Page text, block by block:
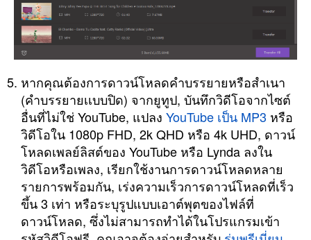
หากคุณต้องการดาวน์โหลดคำบรรยายหรือสำเนา
(คำบรรยายเเบบปิด) จากยูทูป, บันทึกวิดีโอจากไซต์
อื่นที่ไม่ใช่ YouTube, แปลง YouTube เป็น MP3 หรือ
วิดีโอใน 1080p FHD, 2k QHD หรือ 4k UHD, ดาวน์
โหลดเพลย์ลิสต์ของ YouTube หรือ Lynda ลงใน
วิดีโอหรือเพลง, เรียกใช้งานการดาวน์โหลดหลาย
รายการพร้อมกัน, เร่งความเร็วการดาวน์โหลดที่เร็ว
ขึ้น 3 เท่า หรือระบุรูปแบบเอาต์พุตของไฟล์ที่
ดาวน์โหลด, ซึ่งไม่สามารถทำได้ในโปรแกรมเข้า